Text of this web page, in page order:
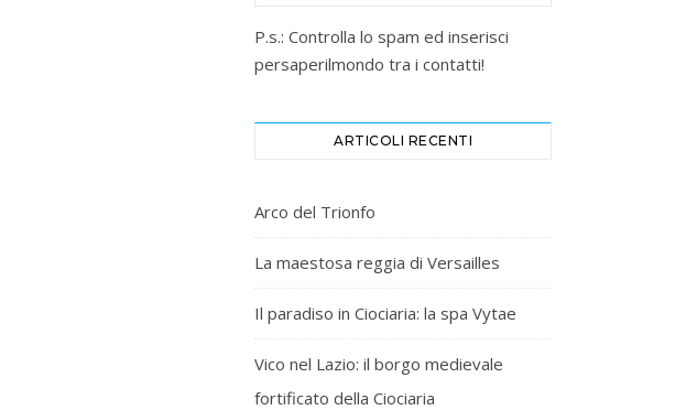
P.s.: Controlla lo spam ed inserisci
persaperilmondo tra i contatti!
ARTICOLI RECENTI
Arco del Trionfo
La maestosa reggia di Versailles
Il paradiso in Ciociaria: la spa Vytae
Vico nel Lazio: il borgo medievale
fortificato della Ciociaria